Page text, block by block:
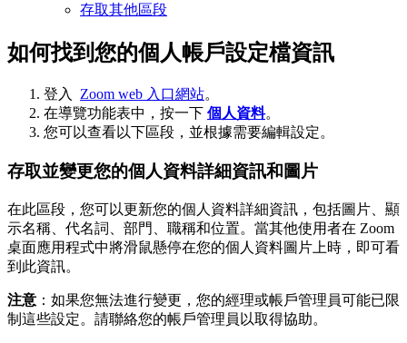
存取其他區段
如何找到您的個人帳戶設定檔資訊
登入 Zoom web 入口網站。
在導覽功能表中，按一下 個人資料。
您可以查看以下區段，並根據需要編輯設定。
存取並變更您的個人資料詳細資訊和圖片
在此區段，您可以更新您的個人資料詳細資訊，包括圖片、顯
示名稱、代名詞、部門、職稱和位置。當其他使用者在 Zoom
桌面應用程式中將滑鼠懸停在您的個人資料圖片上時，即可看
到此資訊。
注意 ：如果您無法進行變更，您的經理或帳戶管理員可能已限
制這些設定。請聯絡您的帳戶管理員以取得協助。